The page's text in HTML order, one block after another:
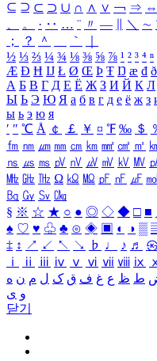
⊆ ⊇ ⊂ ⊃ ∪ ∩ ∧ ∨ ￢ ⇒ ⇔
、
。 · ‥ … ¨ 〃 ― ＼ ∼
；
？ ＾ ｀
½ ⅓ ⅔ ¼ ¾ ⅛ ⅜ ⅝ ⅞ ¹ ² ³ ⁴ ⁿ
Æ Ð Ħ Ĳ Ł Ø Œ Þ Ŧ Ŋ æ đ ð
А Б В Г Д Е Ё Ж З И Й К Л
Ы Ь Э Ю Я а б в г д е ё ж з
ы ь э ю я
′ ″ ℃ Å ￠ ￡ ￥ ¤ ℉ ‰ ＄
㎙ ㎚ ㎛ ㎜ ㎝ ㎞ ㎟ ㎠ ㎡
㎱ ㎲ ㎳ ㎴ ㎵ ㎶ ㎷ ㎸ ㎹
㎒ ㎓ ㎔ Ω ㏀ ㏁ ㎊ ㎋ ㎌ ㏖
㏃ ㏉ ㏜ ㏆
§ ※ ☆ ★ ○ ● ◎ ◇ ◆ □ ■
♠ ♡ ♥ ♧ ♣ ⊙ ◈ ▣ ◐ ◑ ▒
‡ ↕ ↗ ↙ ↖ ↘ ♭ ♩ ♪ ♬ ㉿
ⅰ
ⅱ ⅲ ⅳ ⅴ ⅵ ⅶ ⅷ ⅸ
ط ظ ع غ ف ق ک ل م ن ه
و ی
닫기